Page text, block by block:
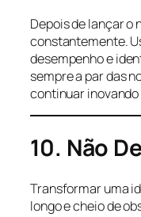
Depois de lançar o
constantemente.
desempenho e
sempre a par das
continuar
10. Não
Transformar uma
longo e cheio de